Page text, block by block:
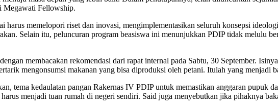
Megawati Fellowship.
harus memelopori riset dan inovasi, mengimplementasikan seluruh konsepsi
Selain itu, peluncuran program beasiswa ini menunjukkan PDIP tidak melulu
membacakan rekomendasi dari rapat internal pada Sabtu, 30 September.
mengonsumsi makanan yang bisa diproduksi oleh petani. Itulah yang menjadi
tema kedaulatan pangan Rakernas IV PDIP untuk memastikan anggaran pupuk
menjadi tuan rumah di negeri sendiri. Said juga menyebutkan jika pihaknya